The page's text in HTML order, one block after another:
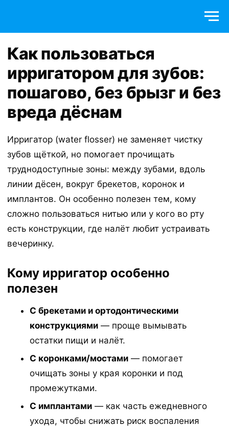
Как пользоваться
ирригатором для зубов:
пошагово, без брызг и без
вреда дёснам
Ирригатор (water flosser) не заменяет чистку
зубов щёткой, но помогает прочищать
труднодоступные зоны: между зубами, вдоль
линии дёсен, вокруг брекетов, коронок и
имплантов. Он особенно полезен тем, кому
сложно пользоваться нитью или у кого во рту
есть конструкции, где налёт любит устраивать
вечеринку.
Кому ирригатор особенно
полезен
С брекетами и ортодонтическими
конструкциями — проще вымывать
остатки пищи и налёт.
С коронками/мостами — помогает
очищать зоны у края коронки и под
промежутками.
С имплантами — как часть ежедневного
ухода, чтобы снижать риск воспаления